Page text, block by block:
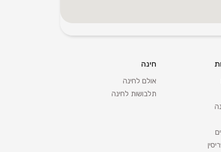
חינה
אולם לחינה
תלבושות לחינה